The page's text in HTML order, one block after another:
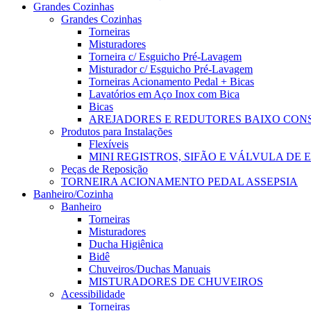
Grandes Cozinhas
Grandes Cozinhas
Torneiras
Misturadores
Torneira c/ Esguicho Pré-Lavagem
Misturador c/ Esguicho Pré-Lavagem
Torneiras Acionamento Pedal + Bicas
Lavatórios em Aço Inox com Bica
Bicas
AREJADORES E REDUTORES BAIXO
Produtos para Instalações
Flexíveis
MINI REGISTROS, SIFÃO E VÁLVULA DE
Peças de Reposição
TORNEIRA ACIONAMENTO PEDAL ASSEPSIA
Banheiro/Cozinha
Banheiro
Torneiras
Misturadores
Ducha Higiênica
Bidê
Chuveiros/Duchas Manuais
MISTURADORES DE CHUVEIROS
Acessibilidade
Torneiras